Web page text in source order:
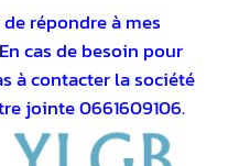
répondre à mes
cas de besoin pour
à contacter la société
jointe 0661609106.